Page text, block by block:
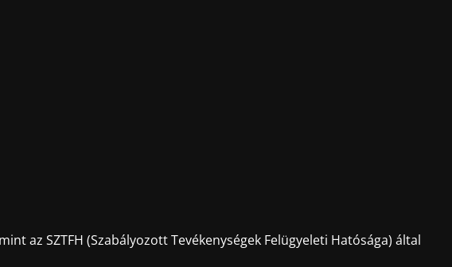
az SZTFH (Szabályozott Tevékenységek Felügyeleti Hatósága) által